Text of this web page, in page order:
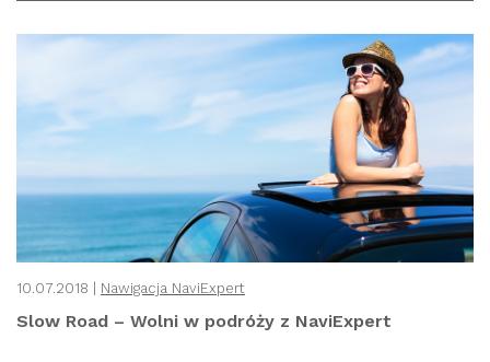
10.07.2018 | Nawigacja NaviExpert
Slow Road – Wolni w podróży z NaviExpert